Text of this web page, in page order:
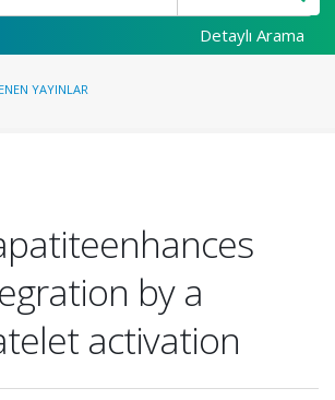
Detaylı Arama
YAYINLAR
by a
activation